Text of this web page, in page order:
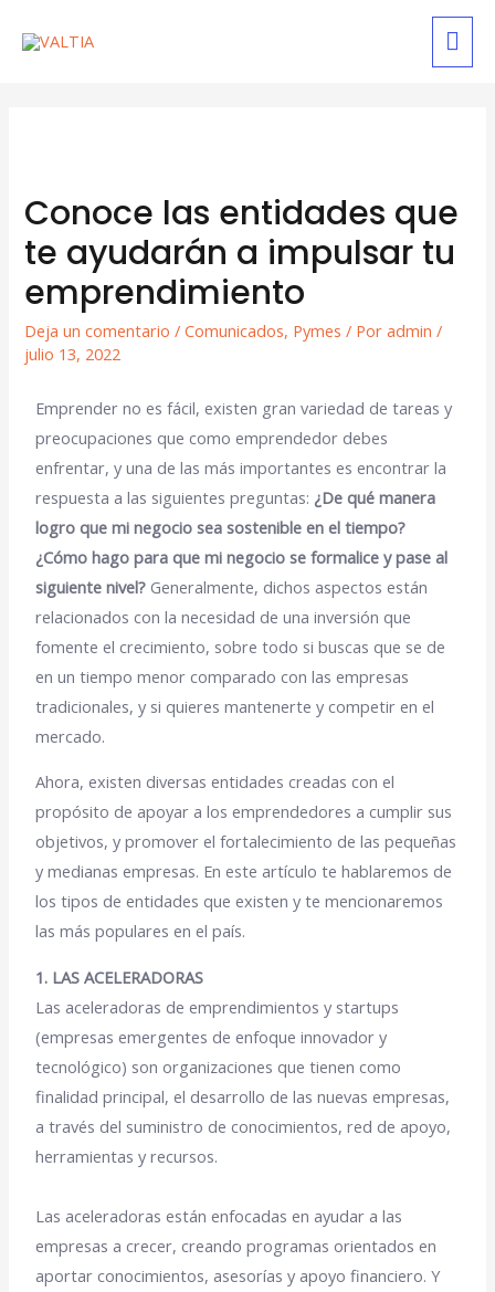
Conoce las entidades que
te ayudarán a impulsar tu
emprendimiento
Deja un comentario /Comunicados, Pymes / Poradmin /
julio 13, 2022
Emprender no es fácil, existen gran variedad de tareas y
preocupaciones que como emprendedor debes
enfrentar, y una de las más importantes es encontrar la
respuesta a las siguientes preguntas: ¿De qué manera
logro que mi negocio sea sostenible en el tiempo?
¿Cómo hago para que mi negocio se formalice y pase al
siguiente nivel? Generalmente, dichos aspectos están
relacionados con la necesidad de una inversión que
fomente el crecimiento, sobre todo si buscas que se de
en un tiempo menor comparado con las empresas
tradicionales, y si quieres mantenerte y competir en el
mercado.
Ahora, existen diversas entidades creadas con el
propósito de apoyar a los emprendedores a cumplir sus
objetivos, y promover elfortalecimiento de las pequeñas
y medianas empresas. En este artículo te hablaremos de
los tipos de entidades que existen y te mencionaremos
las más populares en el país.
1. LAS ACELERADORAS
Las aceleradoras de emprendimientos y startups
(empresas emergentes de enfoque innovador y
tecnológico) son organizaciones que tienen como
finalidad principal, el desarrollo de las nuevas empresas,
a través del suministro de conocimientos, red de apoyo,
herramientas y recursos.
Las aceleradoras están enfocadas en ayudar a las
empresas a crecer, creando programas orientados en
aportar conocimientos, asesorías y apoyo financiero. Y